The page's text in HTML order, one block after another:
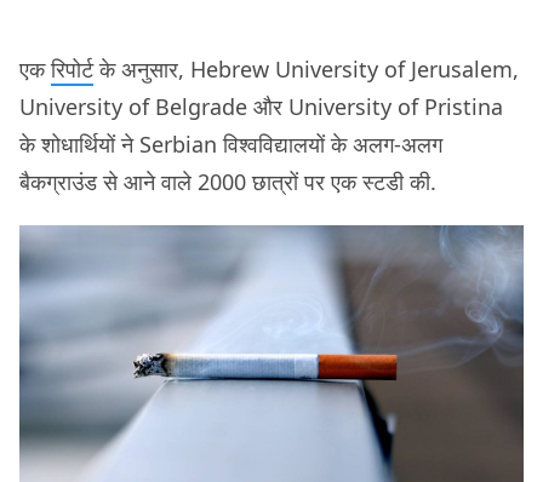
एकरिपोर्टके अनुसार, Hebrew University of Jerusalem,
University of Belgrade और University of Pristina
के शोधार्थियों ने Serbian विश्वविद्यालयों के अलग-अलग
बैकग्राउंड से आने वाले 2000 छात्रों पर एक स्टडी की.